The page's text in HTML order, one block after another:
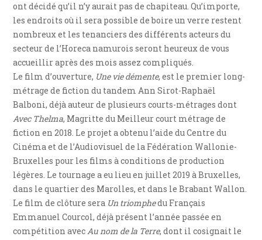
ont décidé qu’il n’y aurait pas de chapiteau. Qu’importe,
les endroits où il sera possible de boire un verre restent
nombreux et les tenanciers des différents acteurs du
secteur de l’Horeca namurois seront heureux de vous
accueillir après des mois assez compliqués.
Le film d’ouverture, Une vie démente, est le premier long-
métrage de fiction du tandem Ann Sirot-Raphaël
Balboni, déjà auteur de plusieurs courts-métrages dont
Avec Thelma, Magritte du Meilleur court métrage de
fiction en 2018. Le projet a obtenu l’aide du Centre du
Cinéma et de l’Audiovisuel de la Fédération Wallonie-
Bruxelles pour les films à conditions de production
légères. Le tournage a eu lieu en juillet 2019 à Bruxelles,
dans le quartier des Marolles, et dans le Brabant Wallon.
Le film de clôture sera Un triomphedu Français
Emmanuel Courcol, déjà présent l’année passée en
compétition avecAu nom de la Terre, dont il cosignait le